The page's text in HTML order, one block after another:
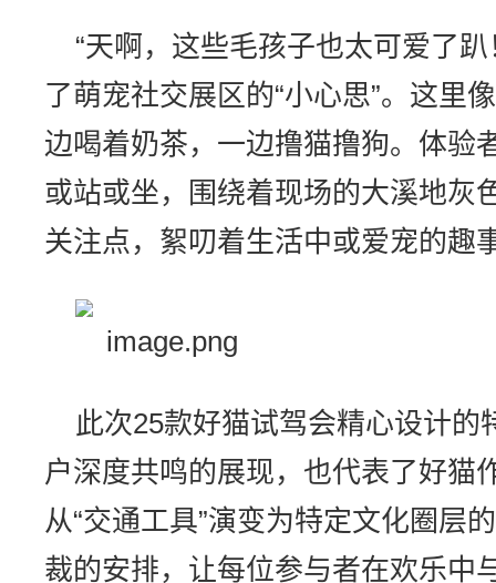
“天啊，这些毛孩子也太可爱了
了萌宠社交展区的“小心思”。这里
边喝着奶茶，一边撸猫撸狗。体验
或站或坐，围绕着现场的大溪地灰
关注点，絮叨着生活中或爱宠的趣
此次25款好猫试驾会精心设计
户深度共鸣的展现，也代表了好猫
从“交通工具”演变为特定文化圈层
裁的安排，让每位参与者在欢乐中